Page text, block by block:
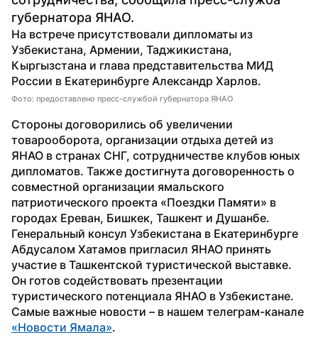
губернатора ЯНАО.
На встрече присутствовали дипломаты из
Узбекистана, Армении, Таджикистана,
Кыргызстана и глава представительства МИД
России в Екатеринбурге Александр Харлов.
Фото: предоставлено пресс-службой губернатора ЯНАО
Стороны договорились об увеличении
товарооборота, организации отдыха детей из
ЯНАО в странах СНГ, сотрудничестве клубов юных
дипломатов. Также достигнута договоренность о
совместной организации ямальского
патриотического проекта «Поездки Памяти» в
городах Ереван, Бишкек, Ташкент и Душанбе.
Генеральный консул Узбекистана в Екатеринбурге
Абдусалом Хатамов пригласил ЯНАО принять
участие в Ташкентской туристической выставке.
Он готов содействовать презентации
туристического потенциала ЯНАО в Узбекистане.
«Новости Ямала».